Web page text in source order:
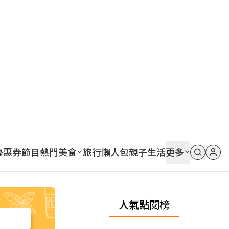
惠券節目熱門美食 旅行懶人包親子生活更多
人氣點閱榜